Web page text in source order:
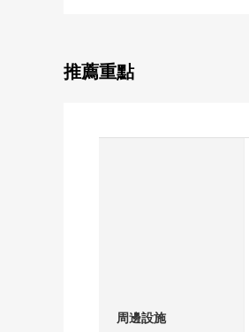
推薦重點
周邊設施